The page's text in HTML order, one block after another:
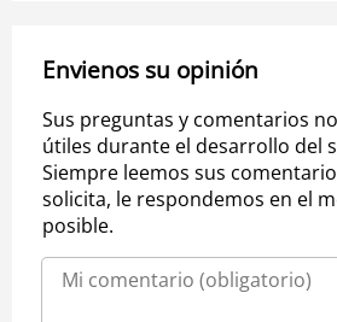
Envienos su opinión
Sus preguntas y comentarios
útiles durante el desarrollo del
Siempre leemos sus
solicita, le respondemos en el
posible.